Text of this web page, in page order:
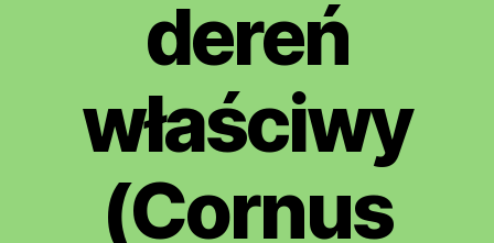
dereń
właściwy
(Cornus